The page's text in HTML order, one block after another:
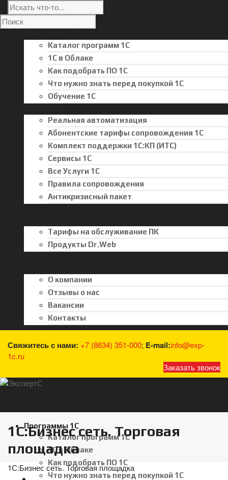
Каталог программ 1С
1С в Облаке
Как подобрать ПО 1С
Что нужно знать перед покупкой 1С
Обучение 1С
Реальная автоматизация
Абонентские тарифы сопровождения 1С
Комплект поддержки 1С:КП (ИТС)
Сервисы 1С
Все Услуги 1С
Правила сопровождения
Антикризисный пакет
Тарифы на обслуживание ПК
Продукты Dr.Web
О компании
Отзывы о нас
Вакансии
Контакты
Свяжитесь с нами: +7 (8634) 351-000; E-mail:info@exp-
1c.ru
Заказать звонок
Программы 1С
Каталог программ 1С
1С в Облаке
Как подобрать ПО 1С
Что нужно знать перед покупкой 1С
1С:Бизнес сеть. Торговая
площадка
1С:Бизнес сеть. Торговая площадка